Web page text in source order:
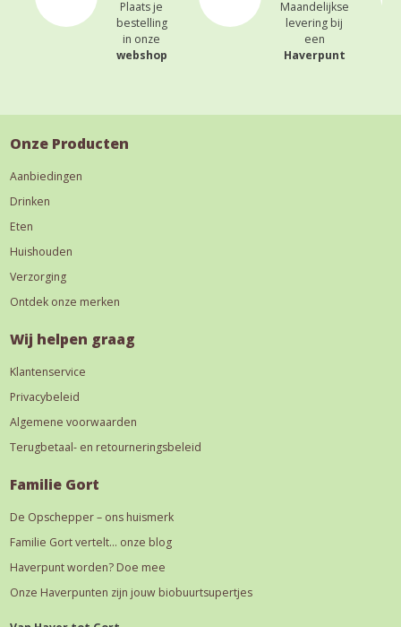
Plaats je
bestelling
in onze
webshop
Maandelijkse
levering bij
een
Haverpunt
Onze Producten
Aanbiedingen
Drinken
Eten
Huishouden
Verzorging
Ontdek onze merken
Wij helpen graag
Klantenservice
Privacybeleid
Algemene voorwaarden
Terugbetaal- en retourneringsbeleid
Familie Gort
De Opschepper – ons huismerk
Familie Gort vertelt… onze blog
Haverpunt worden? Doe mee
Onze Haverpunten zijn jouw biobuurtsupertjes